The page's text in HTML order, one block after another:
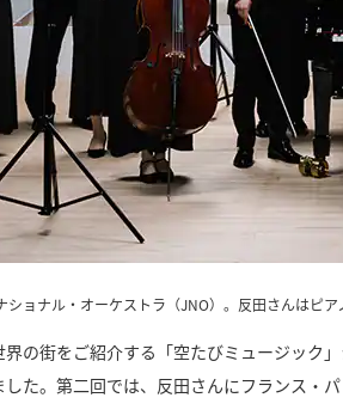
ショナル・オーケストラ（JNO）。反田さんはピ
の街をご紹介する「空たびミュージック
た。第二回では、反田さんにフランス・